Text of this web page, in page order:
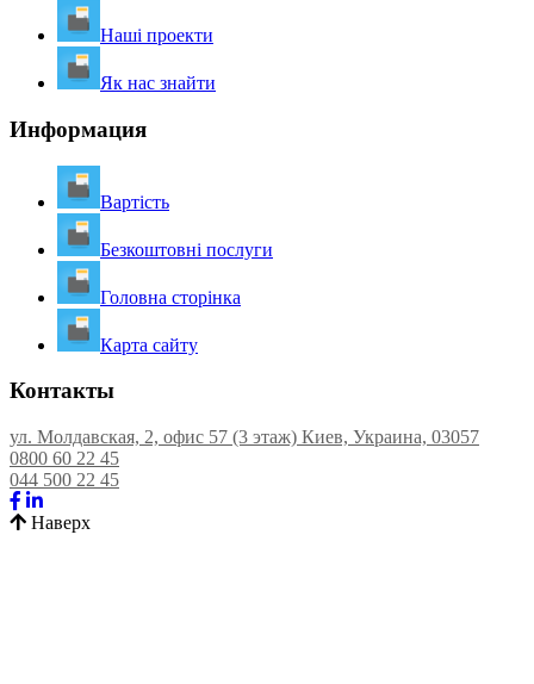
Наші проекти
Як нас знайти
Информация
Вартість
Безкоштовні послуги
Головна сторінка
Карта сайту
Контакты
ул. Молдавская, 2, офис 57 (3 этаж) Киев, Украина, 03057
0800 60 22 45
044 500 22 45
Наверх